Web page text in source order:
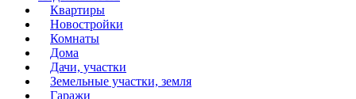
Квартиры
Новостройки
Комнаты
Дома
Дачи, участки
Земельные участки, земля
Гаражи